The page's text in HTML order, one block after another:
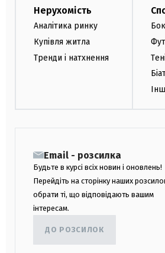
Нерухомість
Аналітика ринку
Купівля житла
Тренди і натхнення
Email - розсилка
Будьте в курсі всіх новин і оновлень!
Перейдіть на сторінку наших
обрати ті, що відповідають вашим
інтересам.
ДО РОЗСИЛОК